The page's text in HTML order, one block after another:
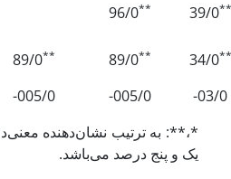
**
96/0 **
39/0
**
89/0 **
89/0 **
34/0
005/0- 005/0-
03/0-
*،**: به ترتیب نشان‌دهنده
یک و پنج درصد می‌باشد.